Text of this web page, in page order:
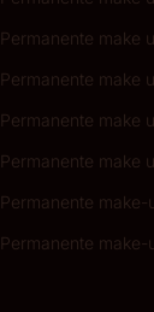
Permanente make
Permanente make
Permanente make
Permanente make
Permanente make-
Permanente make-